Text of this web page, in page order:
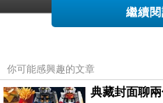
繼續
你可能感興趣的文章
典藏封面聊兩